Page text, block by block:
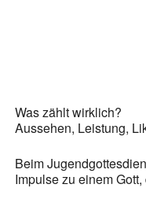
Was zählt wirklich?
Aussehen, Leistung,
Beim
Impulse zu einem